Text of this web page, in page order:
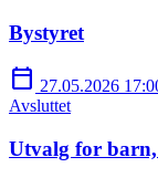
Bystyret
calendar_today 27.05.2026
Avsluttet
Utvalg for